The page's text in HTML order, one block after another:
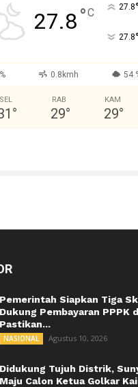
27.8°C 27.8°
27.8°
0.8kmh 54
SEL
°
RAB
29°
KAM
29°
Pemerintah Siapkan Tiga
Dukung Pembayaran PPPK
Pastikan...
NASIONAL Agustus 10, 2026
Didukung Tujuh Distrik,
Maju Calon Ketua Golkar